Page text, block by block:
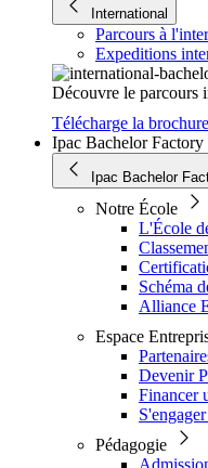
International
Parcours à
Expeditions
Découvre le parcours
Télécharge la brochure
Ipac Bachelor Factory
Ipac Bachelor
Notre École
L'École
Schéma
Alliance
Espace
Devenir
Financer
Pédagogie